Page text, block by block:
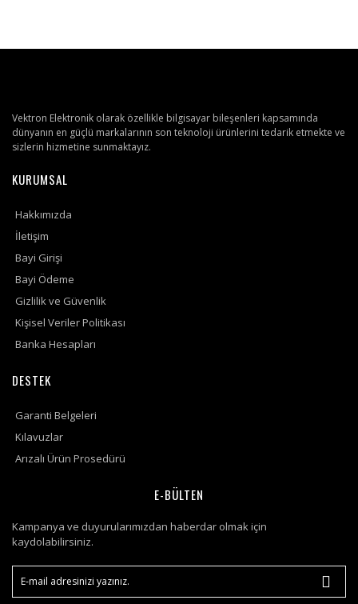
Vektron Elektronik olarak özellikle bilgisayar bileşenleri kapsamında
dünyanın en güçlü markalarının son teknoloji ürünlerini tedarik etmekte ve
sizlerin hizmetine sunmaktayız.
KURUMSAL
Hakkımızda
İletişim
Bayi Girişi
Bayi Ödeme
Gizlilik ve Güvenlik
Kişisel Veriler Politikası
Banka Hesapları
DESTEK
Garanti Belgeleri
Kılavuzlar
Arızalı Ürün Prosedürü
E-BÜLTEN
Kampanya ve duyurularımızdan haberdar olmak için
kaydolabilirsiniz.